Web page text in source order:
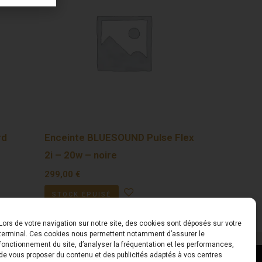
de votre navigation sur notre site, des cookies sont déposés sur votre
Ces cookies nous permettent notamment d’assurer le
du site, d’analyser la fréquentation et les performances,
vous proposer du contenu et des publicités adaptés à vos centres
Enceinte BLUESOUND Pulse Flex
2i – 20w – noire
299,00 €
STOCK ÉPUISÉ